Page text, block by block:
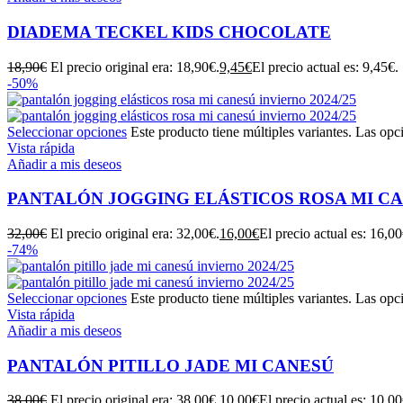
DIADEMA TECKEL KIDS CHOCOLATE
18,90€ El precio original era: 18,90€.9,45€El precio actual es: 9,45€.
-50%
Seleccionar opciones Este producto tiene múltiples variantes. Las
Vista rápida
Añadir a mis deseos
PANTALÓN JOGGING ELÁSTICOS ROSA MI
32,00€ El precio original era: 32,00€.16,00€El precio actual es:
-74%
Seleccionar opciones Este producto tiene múltiples variantes. Las
Vista rápida
Añadir a mis deseos
PANTALÓN PITILLO JADE MI CANESÚ